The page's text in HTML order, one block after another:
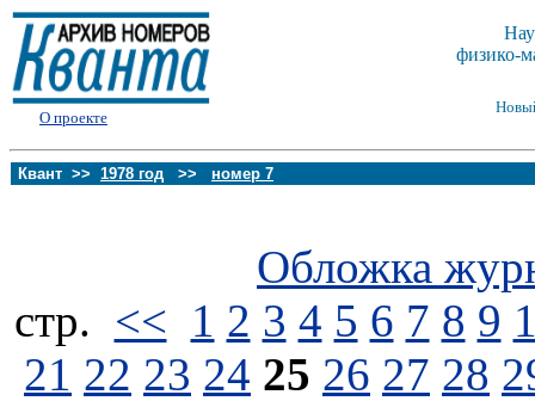
О проекте
физико-
Квант >> 1978 год >> номер 7
Обложка
стp. << 1 2 3 4 5 6 7 8 9
21 22 23 24 25 26 27 28